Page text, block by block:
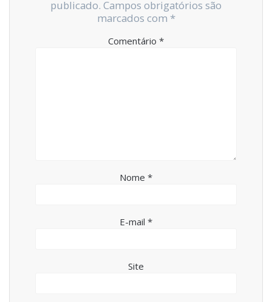
publicado. Campos obrigatórios são
marcados com *
Comentário *
Nome *
E-mail *
Site